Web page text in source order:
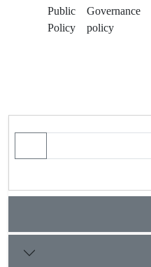
Public
Policy
Governance
policy